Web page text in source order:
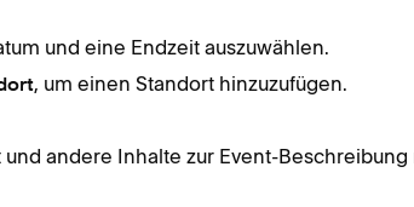
und eine Endzeit auszuwählen.
, um einen Standort hinzuzufügen.
und andere Inhalte zur Event-